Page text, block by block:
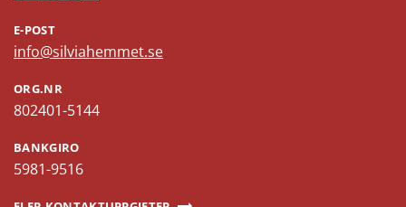
E-POST
info@silviahemmet.se
ORG.NR
802401-5144
BANKGIRO
5981-9516